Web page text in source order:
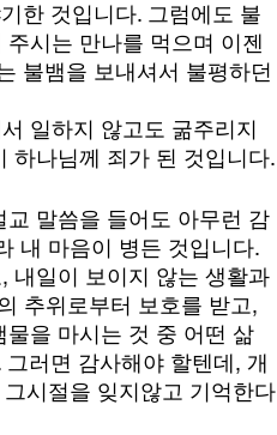
한 것입니다. 그럼에도 불
시는 만나를 먹으며 이젠
불뱀을 보내셔서 불평하던
일하지 않고도 굶주리지
하나님께 죄가 된 것입니다.
말씀을 들어도 아무런 감
내 마음이 병든 것입니다.
내일이 보이지 않는 생활과
추위로부터 보호를 받고,
을 마시는 것 중 어떤 삶
러면 감사해야 할텐데, 개
시절을 잊지않고 기억한다